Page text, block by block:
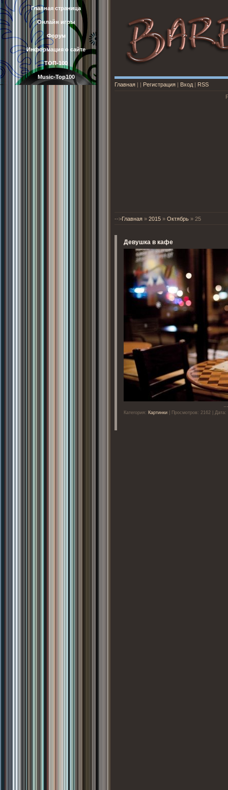
Главная страница
Онлайн игры
Форум
Информация о сайте
ТОП-100
Music-Top100
Главная
Регистрация Вход
RSS
-->Главная » 2015 » Октябрь » 25
Девушка в кафе
Категория: Картинки | Просмотров: 2162 |